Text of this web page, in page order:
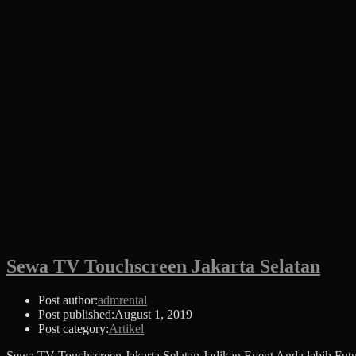
Sewa TV Touchscreen Jakarta Selatan
Post author:admrental
Post published:August 1, 2019
Post category:Artikel